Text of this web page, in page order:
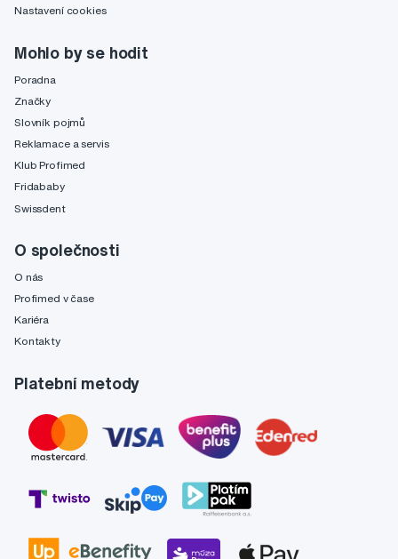
Nastavení cookies
Mohlo by se hodit
Poradna
Značky
Slovník pojmů
Reklamace a servis
Klub Profimed
Fridababy
Swissdent
O společnosti
O nás
Profimed v čase
Kariéra
Kontakty
Platební metody